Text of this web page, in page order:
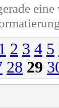
1 2 3 4 5
28 29